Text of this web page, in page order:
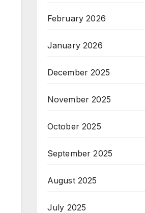
February 2026
January 2026
December 2025
November 2025
October 2025
September 2025
August 2025
July 2025